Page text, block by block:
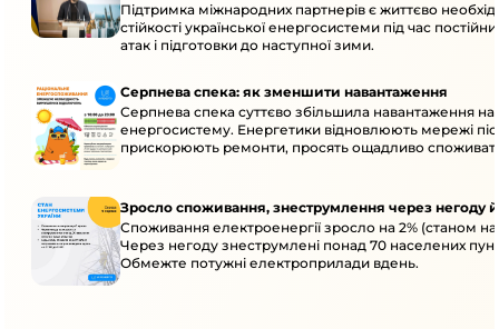
енергосистеми
Підтримка міжнародних партнерів є життєво
стійкості української енергосистеми під час
атак і підготовки до наступної зими.
Серпнева спека: як зменшити навантаження
Серпнева спека суттєво збільшила навантаження на
енергосистему. Енергетики відновлюють мережі
прискорюють ремонти, просять ощадливо
Зросло споживання, знеструмлення через негоду
Споживання електроенергії зросло на 2% (станом на
Через негоду знеструмлені понад 70 населених
Обмежте потужні електроприлади вдень.